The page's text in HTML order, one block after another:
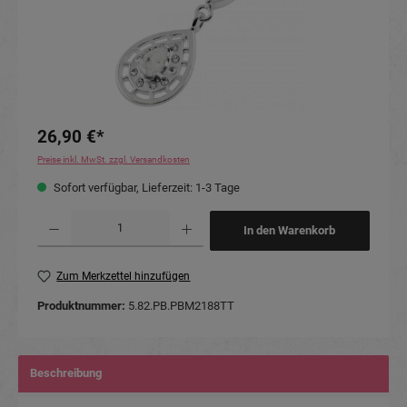
26,90 €*
Preise inkl. MwSt. zzgl. Versandkosten
Sofort verfügbar, Lieferzeit: 1-3 Tage
In den Warenkorb
Zum Merkzettel hinzufügen
Produktnummer: 5.82.PB.PBM2188TT
Beschreibung